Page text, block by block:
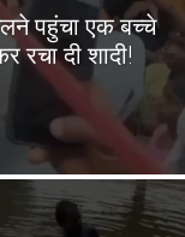
पहुंचा एक बच्चे
रचा दी शादी!